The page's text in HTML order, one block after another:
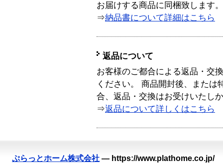
お届けする商品に同梱致します。
⇒納品書について詳細はこちら
返品について
お客様のご都合による返品・交
ください。 商品開封後、または
合、返品・交換はお受けいたし
⇒返品について詳しくはこちら
ぷらっとホーム株式会社 — https://www.plathome.co.jp/